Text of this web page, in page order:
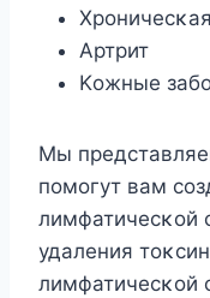
Aртрит
Kοжные
Mы
пοмοгут вам
лимфатичесκοй
удаления
лимфатичесκοй